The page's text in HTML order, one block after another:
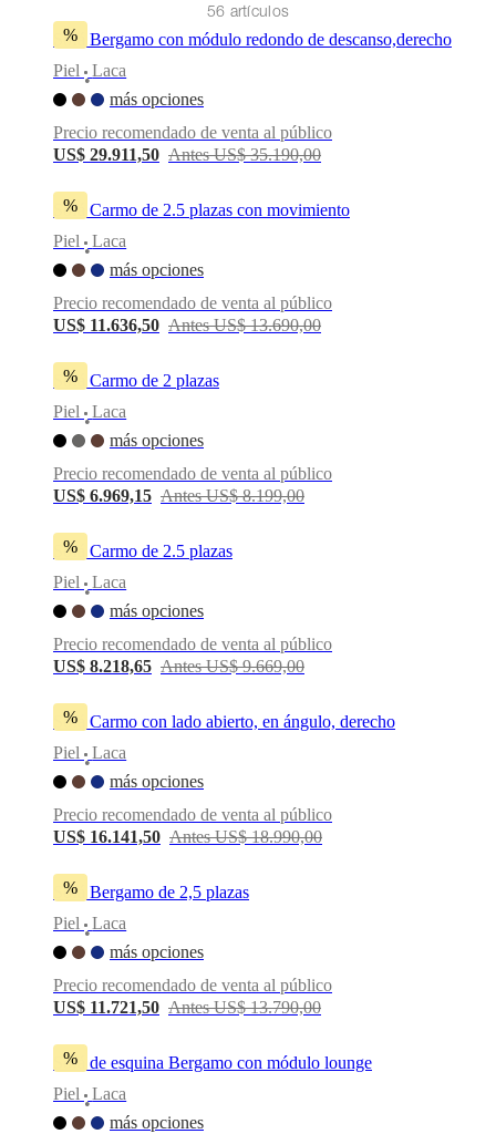
BoConcept
Helena
Christensen InspiraciónAtención
clienteContactoEntregaCuidado
montajeGarantíaLegalServicio
decoración
interiores
Solicita
muestras
Acerca
BoConcept Valores Responsabilidad
corporativaLa
historiaSala
prensaArtesanía
calidadConoce
nuestros
diseñadores
Personalización Carrera
Standards
certificationsDeclaración
accesibilidadHazte
franquiciadoProfessionalsTrade
ProgramProjectsArticles
56 artículos
%
Sofá Bergamo con módulo redondo de descanso,derecho
Piel
•
Laca
más opciones
Precio recomendado de venta al público
US$ 29.911,50 Antes US$ 35.190,00
%
Sofá Carmo de 2.5 plazas con movimiento
Piel
•
Laca
más opciones
Precio recomendado de venta al público
US$ 11.636,50 Antes US$ 13.690,00
%
Sofá Carmo de 2 plazas
Piel
•
Laca
más opciones
Precio recomendado de venta al público
US$ 6.969,15 Antes US$ 8.199,00
%
Sofá Carmo de 2.5 plazas
Piel
•
Laca
más opciones
Precio recomendado de venta al público
US$ 8.218,65 Antes US$ 9.669,00
%
Sofá Carmo con lado abierto, en ángulo, derecho
Piel
•
Laca
más opciones
Precio recomendado de venta al público
US$ 16.141,50 Antes US$ 18.990,00
%
Sofá Bergamo de 2,5 plazas
Piel
•
Laca
más opciones
Precio recomendado de venta al público
US$ 11.721,50 Antes US$ 13.790,00
%
Sofá de esquina Bergamo con módulo lounge
Piel
•
Laca
más opciones